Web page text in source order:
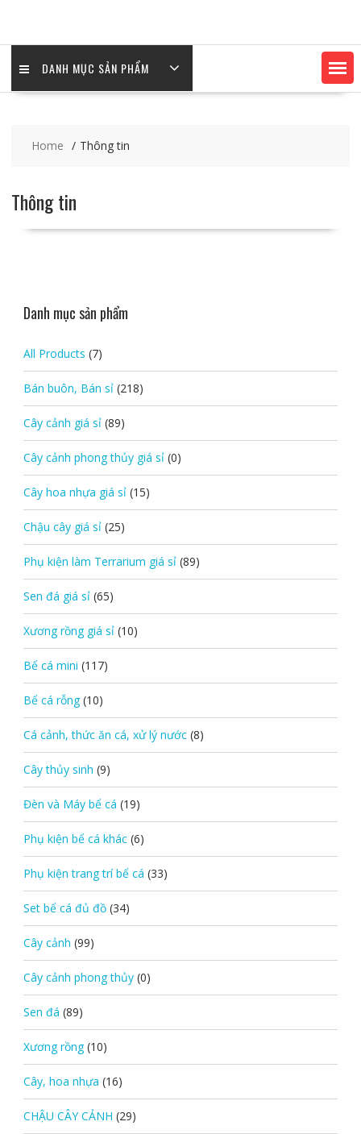
DANH MỤC SẢN PHẨM
Home Thông tin
Thông tin
Danh mục sản phẩm
All Products (7)
Bán buôn, Bán sỉ (218)
Cây cảnh giá sỉ (89)
Cây cảnh phong thủy giá sỉ (0)
Cây hoa nhựa giá sỉ (15)
Chậu cây giá sỉ (25)
Phụ kiện làm Terrarium giá sỉ (89)
Sen đá giá sỉ (65)
Xương rồng giá sỉ (10)
Bể cá mini (117)
Bể cá rỗng (10)
Cá cảnh, thức ăn cá, xử lý nước (8)
Cây thủy sinh (9)
Đèn và Máy bể cá (19)
Phụ kiện bể cá khác (6)
Phụ kiện trang trí bể cá (33)
Set bể cá đủ đồ (34)
Cây cảnh (99)
Cây cảnh phong thủy (0)
Sen đá (89)
Xương rồng (10)
Cây, hoa nhựa (16)
CHẬU CÂY CẢNH (29)